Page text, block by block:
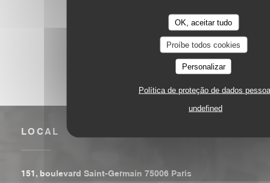
OK, aceitar tudo
Proíbe todos cookies
Personalizar
Política de proteção de dados
undefined
LOCAL
151, boulevard Saint-Germain 75006 Paris